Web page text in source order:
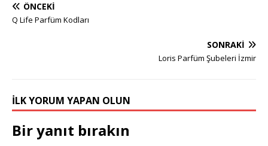
ÖNCEKI
Q Life Parfüm Kodları
SONRAKI
Loris Parfüm Şubeleri İzmir
İLK YORUM YAPAN OLUN
Bir yanıt bırakın